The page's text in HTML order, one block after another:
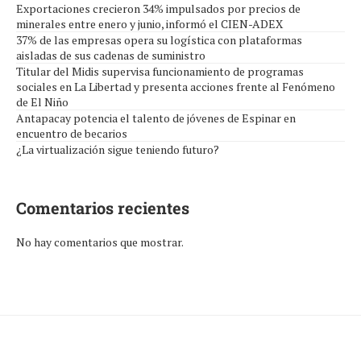
Exportaciones crecieron 34% impulsados por precios de
minerales entre enero y junio, informó el CIEN-ADEX
37% de las empresas opera su logística con plataformas
aisladas de sus cadenas de suministro
Titular del Midis supervisa funcionamiento de programas
sociales en La Libertad y presenta acciones frente al Fenómeno
de El Niño
Antapacay potencia el talento de jóvenes de Espinar en
encuentro de becarios
¿La virtualización sigue teniendo futuro?
Comentarios recientes
No hay comentarios que mostrar.